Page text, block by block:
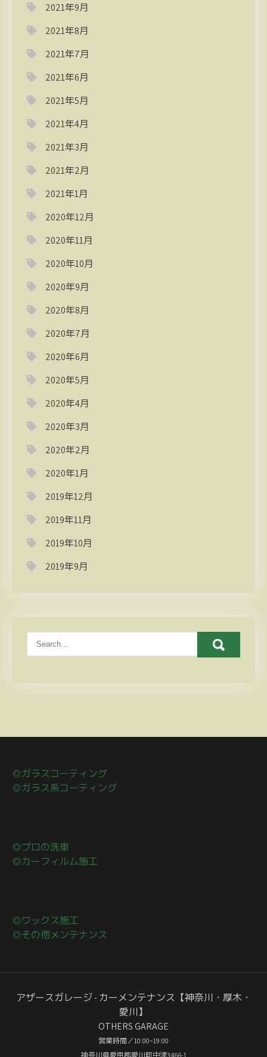
2021年9月
2021年8月
2021年7月
2021年6月
2021年5月
2021年4月
2021年3月
2021年2月
2021年1月
2020年12月
2020年11月
2020年10月
2020年9月
2020年8月
2020年7月
2020年6月
2020年5月
2020年4月
2020年3月
2020年2月
2020年1月
2019年12月
2019年11月
2019年10月
2019年9月
◎ガラスコーティング
◎ガラス系コーティング
◎プロの洗車
◎カーフィルム施工
◎ワックス施工
◎その他メンテナンス
アザースガレージ - カーメンテナンス【神奈川・厚木・
愛川】
OTHERS GARAGE
営業時間／10:00~19:00
神奈川県愛甲郡愛川町中津3466-1